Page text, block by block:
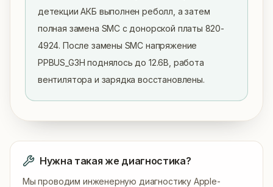
детекции АКБ выполнен реболл, а затем
полная замена SMC с донорской платы 820-
4924. После замены SMC напряжение
PPBUS_G3H поднялось до 12.6В, работа
вентилятора и зарядка восстановлены.
Нужна такая же диагностика?
Мы проводим инженерную диагностику Apple-